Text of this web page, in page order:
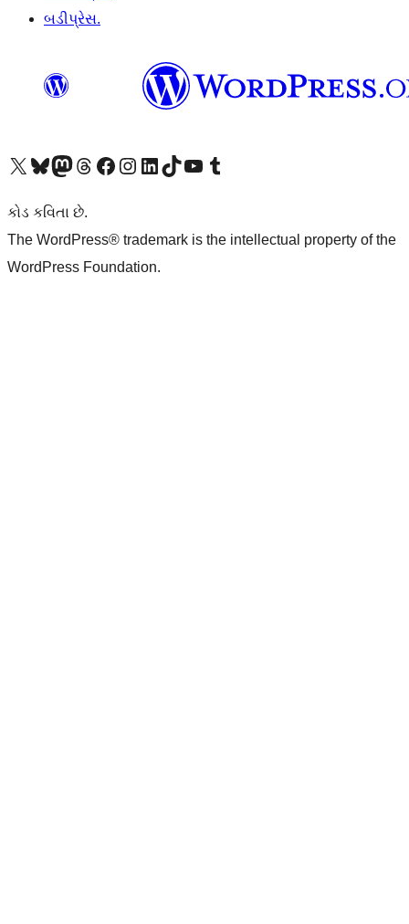
બડીપ્રેસ.
અમારા X (અગાઉ ટ્વિટર) એકાઉન્ટની મુલાકાત લોઅમારા Bluesky એકાઉન્ટની મુલાકાત લોઅમારા માસ્ટોડોન એકાઉન્ટની મુલાકાત લોઅમારા Threads એકાઉન્ટની મુલાકાત લો અમારા ફેસબુક પેજની મુલાકાત લોઅમારા ઇન્સ્ટાગ્રામ એકાઉન્ટની મુલાકાત લો અમારા LinkedIn એકાઉન્ટની મુલાકાત લોઅમારા TikTok એકાઉન્ટની મુલાકાત લોઅમારી YouTube ચેનલની મુલાકાત લો અમારા Tumblr એકાઉન્ટની મુલાકાત લો
કોડ કવિતા છે.
The WordPress® trademark is the intellectual property of the
WordPress Foundation.